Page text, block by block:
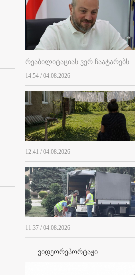
რეაბილიტაციას ვერ ჩაატარებს.
14:54 / 04.08.2026
12:41 / 04.08.2026
11:37 / 04.08.2026
ვიდეორეპორტაჟი